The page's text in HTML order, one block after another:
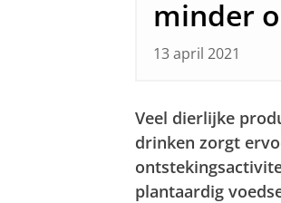
minder
13 april 2021
Veel dierlijke
drinken zorgt
plantaardig